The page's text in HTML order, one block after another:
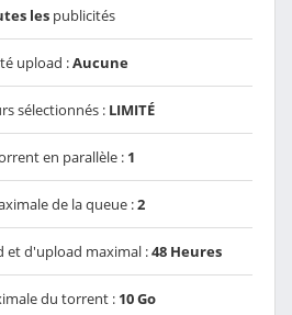
les publicités
upload :Aucune
sélectionnés : LIMITÉ
en parallèle : 1
de la queue :2
et d'upload maximal :48 Heures
du torrent : 10 Go